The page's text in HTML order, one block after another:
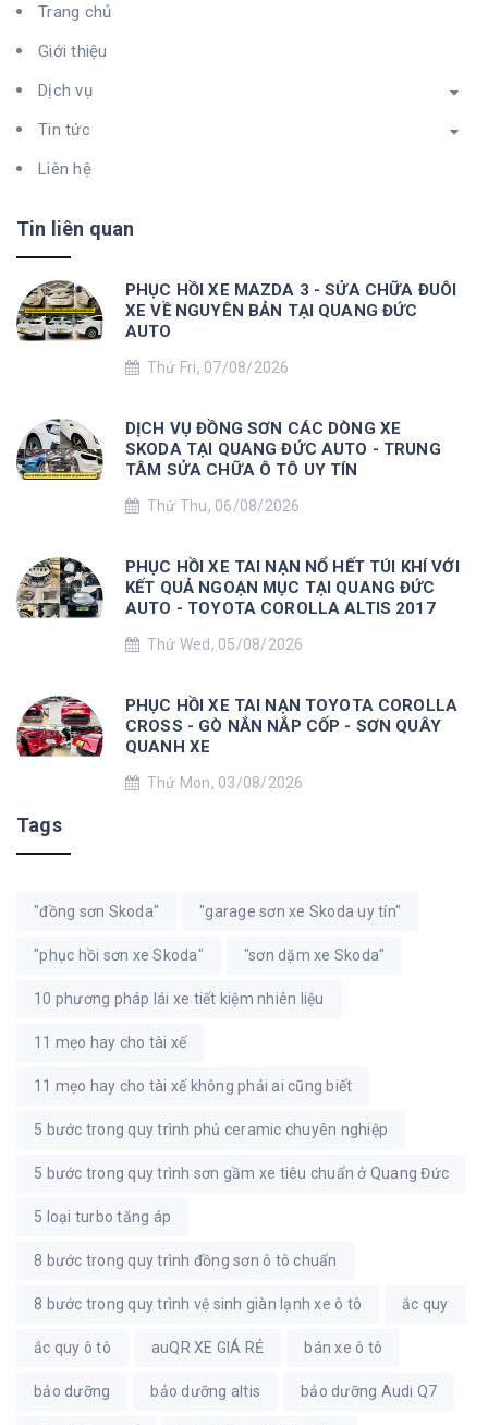
Trang chủ
Giới thiệu
Dịch vụ
Tin tức
Liên hệ
Tin liên quan
PHỤC HỒI XE MAZDA 3 - SỬA CHỮA ĐUÔI
XE VỀ NGUYÊN BẢN TẠI QUANG ĐỨC
AUTO
Thứ Fri, 07/08/2026
DỊCH VỤ ĐỒNG SƠN CÁC DÒNG XE
SKODA TẠI QUANG ĐỨC AUTO - TRUNG
TÂM SỬA CHỮA Ô TÔ UY TÍN
Thứ Thu, 06/08/2026
PHỤC HỒI XE TAI NẠN NỔ HẾT TÚI KHÍ VỚI
KẾT QUẢ NGOẠN MỤC TẠI QUANG ĐỨC
AUTO - TOYOTA COROLLA ALTIS 2017
Thứ Wed, 05/08/2026
PHỤC HỒI XE TAI NẠN TOYOTA COROLLA
CROSS - GÒ NẮN NẮP CỐP - SƠN QUÂY
QUANH XE
Thứ Mon, 03/08/2026
Tags
"đồng sơn Skoda" "garage sơn xe Skoda uy tín"
"phục hồi sơn xe Skoda" "sơn dặm xe Skoda"
10 phương pháp lái xe tiết kiệm nhiên liệu
11 mẹo hay cho tài xế
11 mẹo hay cho tài xế không phải ai cũng biết
5 bước trong quy trình phủ ceramic chuyên nghiệp
5 bước trong quy trình sơn gầm xe tiêu chuẩn ở Quang Đức
5 loại turbo tăng áp
8 bước trong quy trình đồng sơn ô tô chuẩn
8 bước trong quy trình vệ sinh giàn lạnh xe ô tô ắc quy
ắc quy ô tô auQR XE GIÁ RẺ bán xe ô tô
bảo dưỡng bảo dưỡng altis bảo dưỡng Audi Q7